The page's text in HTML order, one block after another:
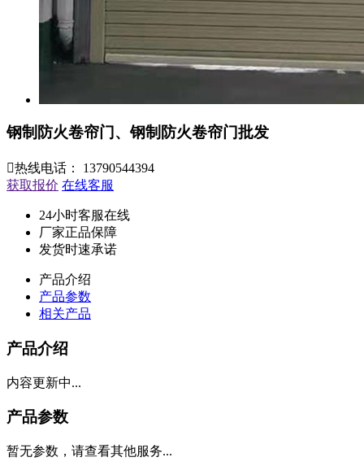
钢制防火卷帘门、钢制防火卷帘门批发
热线电话： 13790544394
获取报价 在线客服
24小时客服在线
厂家正品保障
发货时速承诺
产品介绍
产品参数
相关产品
产品介绍
内容更新中...
产品参数
暂无参数，请查看其他服务...